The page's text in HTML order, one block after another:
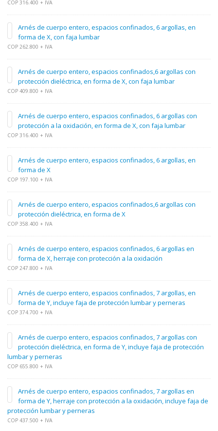
COP 316.400 + IVA
Arnés de cuerpo entero, espacios confinados, 6 argollas, en
forma de X, con faja lumbar
COP 262.800 + IVA
Arnés de cuerpo entero, espacios confinados,6 argollas con
protección dieléctrica, en forma de X, con faja lumbar
COP 409.800 + IVA
Arnés de cuerpo entero, espacios confinados, 6 argollas con
protección a la oxidación, en forma de X, con faja lumbar
COP 316.400 + IVA
Arnés de cuerpo entero, espacios confinados, 6 argollas, en
forma de X
COP 197.100 + IVA
Arnés de cuerpo entero, espacios confinados,6 argollas con
protección dieléctrica, en forma de X
COP 358.400 + IVA
Arnés de cuerpo entero, espacios confinados, 6 argollas en
forma de X, herraje con protección a la oxidación
COP 247.800 + IVA
Arnés de cuerpo entero, espacios confinados, 7 argollas, en
forma de Y, incluye faja de protección lumbar y perneras
COP 374.700 + IVA
Arnés de cuerpo entero, espacios confinados, 7 argollas con
protección dieléctrica, en forma de Y, incluye faja de protección
lumbar y perneras
COP 655.800 + IVA
Arnés de cuerpo entero, espacios confinados, 7 argollas en
forma de Y, herraje con protección a la oxidación, incluye faja de
protección lumbar y perneras
COP 437.500 + IVA